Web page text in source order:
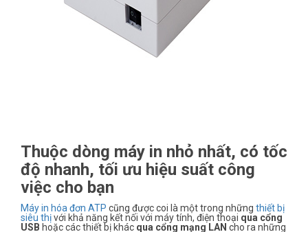
Thuộc dòng máy in nhỏ nhất, có tốc
độ nhanh, tối ưu hiệu suất công
việc cho bạn
Máy in hóa đơn ATP cũng được coi là một trong những thiết bị
siêu thịvới khả năng kết nối với máy tính, điện thoại qua cổng
USB hoặc các thiết bị khác qua cổng mạng LAN cho ra những